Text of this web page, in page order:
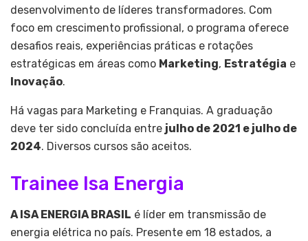
desenvolvimento de líderes transformadores. Com
foco em crescimento profissional, o programa oferece
desafios reais, experiências práticas e rotações
estratégicas em áreas como Marketing, Estratégia e
Inovação.
Há vagas para Marketing e Franquias. A graduação
deve ter sido concluída entre julho de 2021 e julho de
2024. Diversos cursos são aceitos.
Trainee Isa Energia
A ISA ENERGIA BRASIL é líder em transmissão de
energia elétrica no país. Presente em 18 estados, a